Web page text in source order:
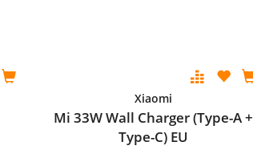
Xiaomi
Mi 33W Wall Charger (Type-A +
Type-C) EU